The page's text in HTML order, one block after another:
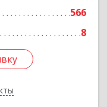
566
8